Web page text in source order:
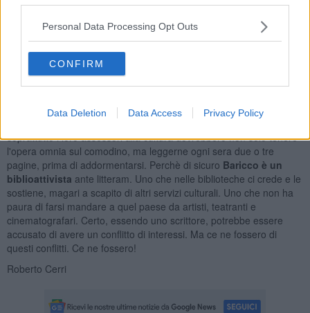
Personal Data Processing Opt Outs
CONFIRM
Data Deletion Data Access Privacy Policy
diversità e di difformità. Con zone forti e aree deboli.
C'entra perché oltre ad essere un fautore delle scelte razionali ed
snob (e a volte, almeno per me, è anche leggermente
incomprensibile). Ma è uno scrittore di cui tutti i sindaci e
soprattutto i loro assessori alla cultura dovrebbero non solo tenere
l'opera omnia sul comodino, ma leggerne ogni sera due o tre
pagine, prima di addormentarsi. Perchè di sicuro Baricco è un
biblioattivista ante litteram. Uno che nelle biblioteche ci crede e le
sostiene, magari a scapito di altri servizi culturali. Uno che non ha
paura di farsi mandare a quel paese da artisti, teatranti e
cinematografari. Certo, essendo uno scrittore, potrebbe essere
accusato di avere un conflitto di interessi. Ma ce ne fossero di
questi conflitti. Ce ne fossero!
Roberto Cerri